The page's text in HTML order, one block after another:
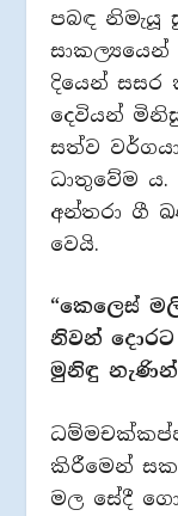
පබඳ
සාකල්‍යයෙන්
දියෙන් සසර
දෙවියන්
සත්ව
ධාතුවේම
අන්තරා ගී
වෙයි.
“කෙලෙස්
නිවන්
මුනිඳු
කිරීමෙන්
මල සේදී